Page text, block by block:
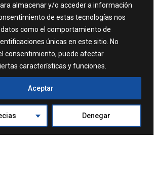
almacenar y/o acceder a información
de estas tecnologías nos
como el comportamiento de
únicas en este sitio. No
consentimiento, puede afectar
características y funciones.
Denegar
Aceptar
nº 11, 1º 21003 Huelva